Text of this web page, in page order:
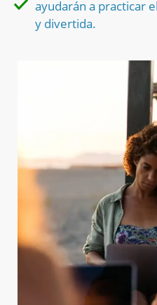
ayudarán a practicar
y divertida.